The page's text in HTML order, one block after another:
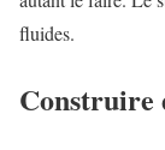
fluides.
Construire